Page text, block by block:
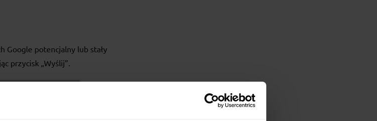
Google potencjalny lub stały
przycisk „Wyślij”.
*Ta